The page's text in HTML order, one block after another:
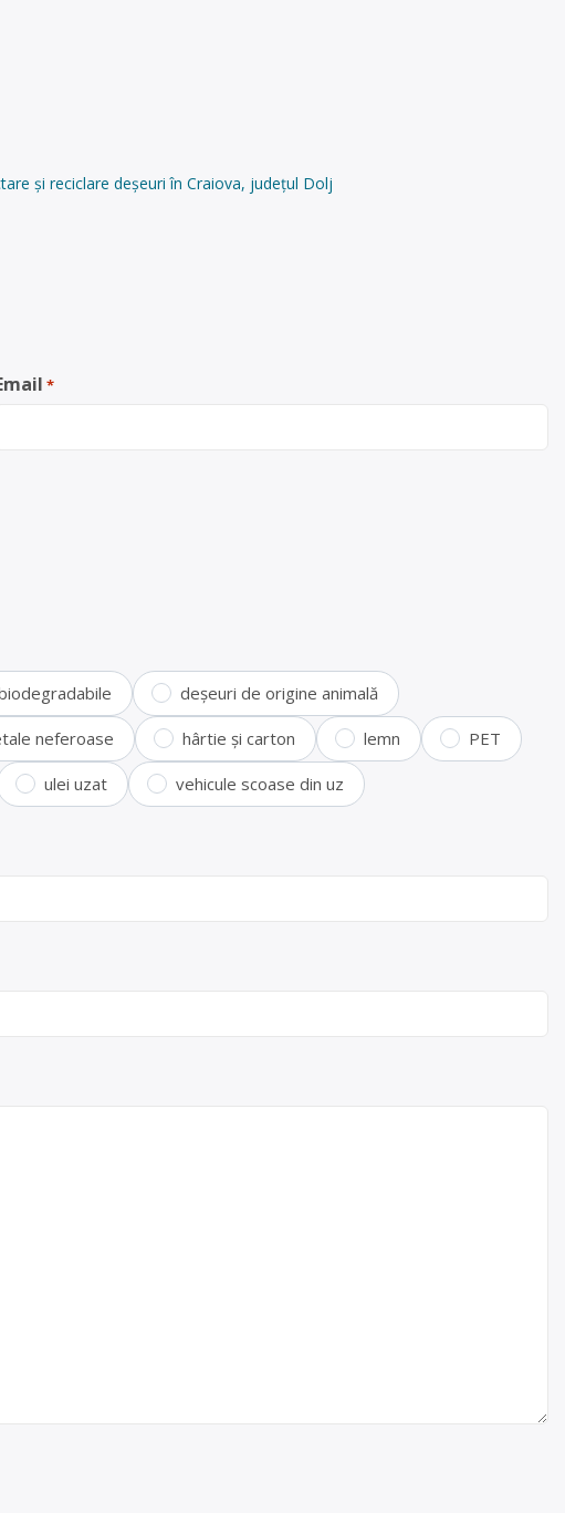
și reciclare deșeuri în Craiova, județul Dolj
*
deșeuri de origine animală
neferoase hârtie și carton lemn PET
ulei uzat vehicule scoase din uz